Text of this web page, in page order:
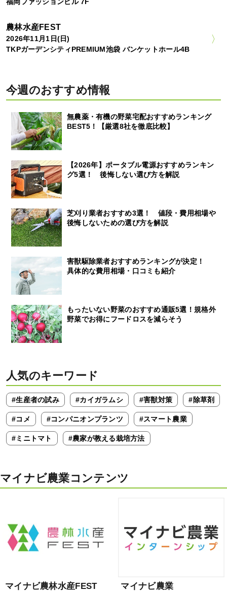
農林水産FEST
2026年11月1日(日)
TKPガーデンシティPREMIUM池袋 バンケットホール4B
今週のおすすめ情報
無農薬・有機の野菜宅配おすすめランキング
BEST5！【厳選8社を徹底比較】
【2026年】ポータブル電源おすすめランキン
グ5選！ 後悔しない選び方を解説
芝刈り業者おすすめ3選！ 値段・費用相場や
後悔しないための選び方を解説
害獣駆除業者おすすめランキングが決定！
具体的な費用相場・口コミも紹介
もったいない野菜のおすすめ通販5選！規格外
野菜でお得にフードロスを減らそう
人気のキーワード
#生産者の試み #カイガラムシ #害獣対策 #除草剤
#コメ #コンパニオンプランツ #スマート農業
#ミニトマト #農家が教える栽培方法
マイナビ農業コンテンツ
マイナビ農林水産FEST
マイナビ農業